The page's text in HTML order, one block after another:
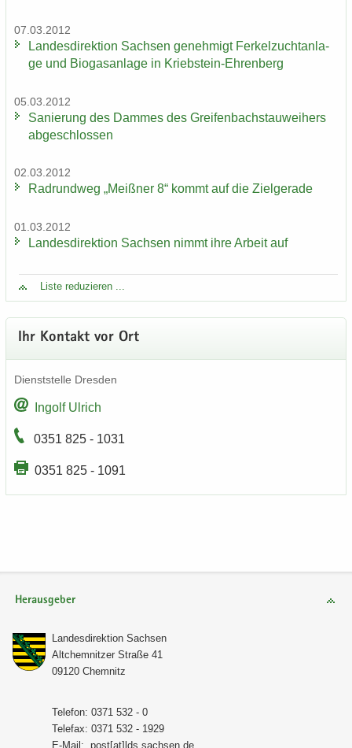
07.03.2012
Lan­des­di­rek­ti­on Sach­sen ge­neh­migt Fer­kel­zucht­an­la­
ge und Bio­gas­an­la­ge in Kriebstein-​Ehrenberg
05.03.2012
Sa­nie­rung des Dam­mes des Grei­fen­bach­stau­wei­hers
ab­ge­schlos­sen
02.03.2012
Rad­rund­weg „Meiß­ner 8“ kommt auf die Ziel­ge­ra­de
01.03.2012
Lan­des­di­rek­ti­on Sach­sen nimmt ihre Ar­beit auf
Liste re­du­zie­ren ...
Ihr Kon­takt vor Ort
Dienst­stel­le Dres­den
In­golf Ul­rich
0351 825 - 1031
0351 825 - 1091
Herausgeber
Lan­des­di­rek­ti­on Sach­sen
Alt­chem­nit­zer Stra­ße 41
09120 Chem­nitz
Te­le­fon: 0371 532 - 0
Te­le­fax: 0371 532 - 1929
E-​Mail: post[at]lds.sach­sen.de